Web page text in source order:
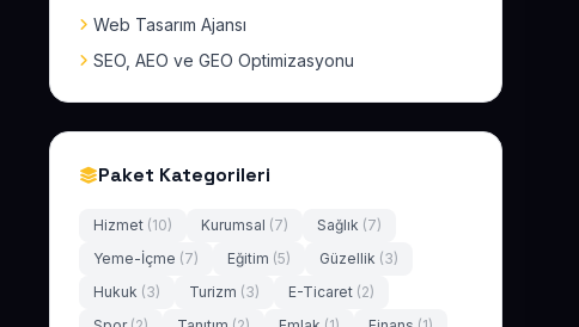
Web Tasarım Ajansı
SEO, AEO ve GEO Optimizasyonu
Paket Kategorileri
Hizmet (10) Kurumsal (7) Sağlık (7)
Yeme-İçme (7) Eğitim (5) Güzellik (3)
Hukuk (3) Turizm (3) E-Ticaret (2)